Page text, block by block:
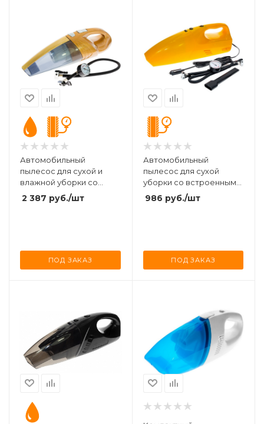
Автомобильный
пылесос для сухой и
влажной уборки со
встроенным
компрессором CARCAM
2 387 руб./шт
ПОД ЗАКАЗ
Автомобильный
пылесос для сухой
уборки со встроенным
компрессором CARCAM
Vacuum-4
986 руб./шт
ПОД ЗАКАЗ